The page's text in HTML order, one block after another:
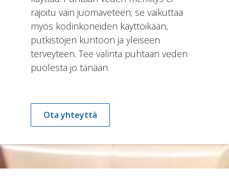
rajoitu vain juomaveteen; se vaikuttaa
myös kodinkoneiden käyttöikään,
putkistojen kuntoon ja yleiseen
terveyteen. Tee valinta puhtaan veden
puolesta jo tänään.
Ota yhteyttä